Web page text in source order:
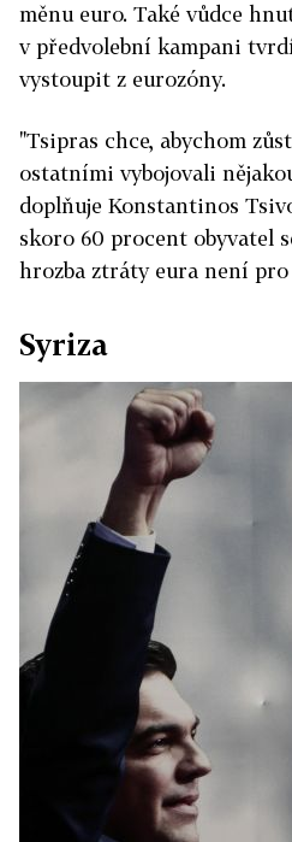
měnu euro. Také vůdce
v předvolební kampani
vystoupit z eurozóny.
"Tsipras chce, abychom
ostatními vybojovali
doplňuje Konstantinos
skoro 60 procent obyvatel
hrozba ztráty eura není pro
Syriza